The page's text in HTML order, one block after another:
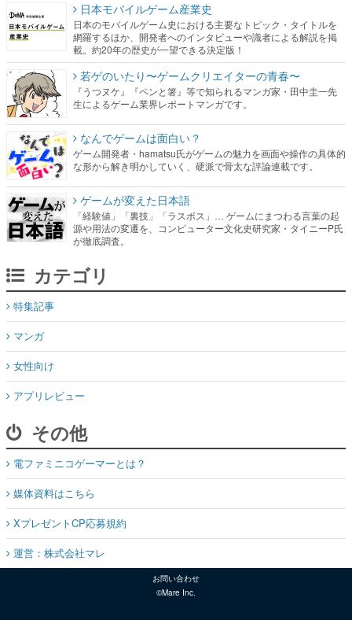
日本モバイルゲーム産業史
日本のモバイルゲーム史における主要なトピック・タイトルを
網羅するほか、開発者へのインタビューや識者による解説を掲
載。約20年の歴史が一望できる決定版！
若ゲのいたり〜ゲームクリエイターの青春〜
『うつヌケ』『ペンと箸』等で知られるマンガ家・田中圭一先
生によるゲーム業界レポートマンガです。
なんでゲームは面白い？
ゲーム開発者・hamatsu氏がゲームの魅力を画面や操作の具体的
な形から解き明かしていく、硬派で骨太な評論連載です。
ゲームが変えた日本語
「経験値」「裏技」「ラスボス」… ゲームにまつわる言葉の起
源や用法の変遷を、コンピューター文化史研究家・タイニーP氏
が徹底調査。
カテゴリ
特集記事
マンガ
女性向け
アプリレビュー
その他
電ファミニコゲーマーとは？
媒体資料はこちら
XプレゼントCP応募規約
運営：株式会社マレ
お問い合わせ
©Mare Inc.